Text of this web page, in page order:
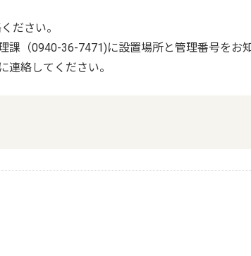
ださい。
（0940-36-7471)に設置場所と管理番号をお
絡してください。